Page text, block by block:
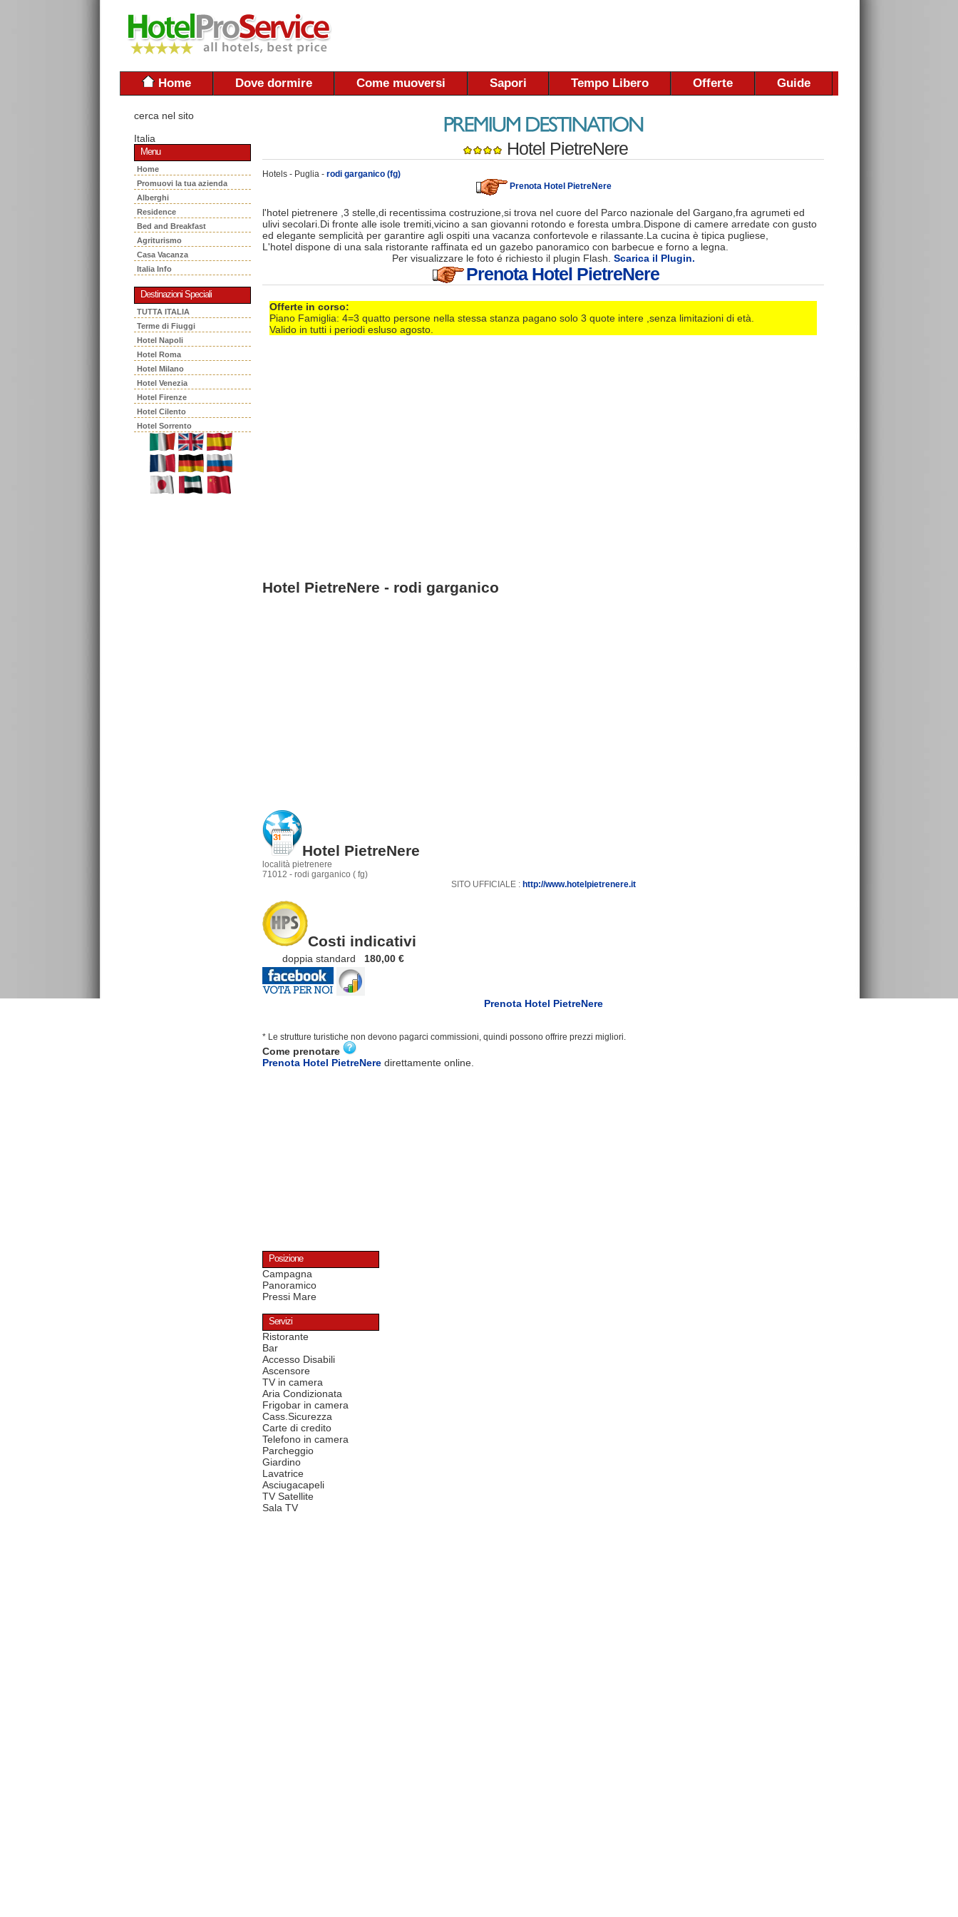
Home Dove dormire Come muoversi Sapori Tempo Libero Offerte Guide
cerca nel sito
Italia
Menu
Home
Promuovi la tua azienda
Alberghi
Residence
Bed and Breakfast
Agriturismo
Casa Vacanza
Italia Info
Destinazioni Speciali
TUTTA ITALIA
Terme di Fiuggi
Hotel Napoli
Hotel Roma
Hotel Milano
Hotel Venezia
Hotel Firenze
Hotel Cilento
Hotel Sorrento
Hotel PietreNere
Hotels - Puglia - rodi garganico (fg)
Prenota Hotel PietreNere
l'hotel pietrenere ,3 stelle,di recentissima costruzione,si trova nel cuore del Parco nazionale del Gargano,fra agrumeti ed
ulivi secolari.Di fronte alle isole tremiti,vicino a san giovanni rotondo e foresta umbra.Dispone di camere arredate con gusto
ed elegante semplicità per garantire agli ospiti una vacanza confortevole e rilassante.La cucina è tipica pugliese,
L'hotel dispone di una sala ristorante raffinata ed un gazebo panoramico con barbecue e forno a legna.
Per visualizzare le foto é richiesto il plugin Flash. Scarica il Plugin.
Prenota Hotel PietreNere
Offerte in corso:
Piano Famiglia: 4=3 quatto persone nella stessa stanza pagano solo 3 quote intere ,senza limitazioni di età.
Valido in tutti i periodi esluso agosto.
Hotel PietreNere - rodi garganico
Hotel PietreNere
località pietrenere
71012 - rodi garganico ( fg)
SITO UFFICIALE : http://www.hotelpietrenere.it
Costi indicativi
doppia standard 180,00 €
Prenota Hotel PietreNere
* Le strutture turistiche non devono pagarci commissioni, quindi possono offrire prezzi migliori.
Come prenotare
Prenota Hotel PietreNere direttamente online.
Posizione
Campagna
Panoramico
Pressi Mare
Servizi
Ristorante
Bar
Accesso Disabili
Ascensore
TV in camera
Aria Condizionata
Frigobar in camera
Cass.Sicurezza
Carte di credito
Telefono in camera
Parcheggio
Giardino
Lavatrice
Asciugacapeli
TV Satellite
Sala TV